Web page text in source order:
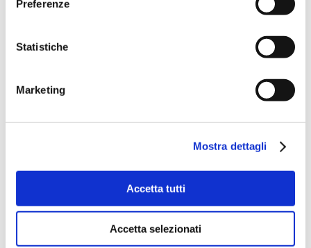
Preferenze
Statistiche
Marketing
Mostra dettagli
Accetta tutti
Accetta selezionati
attenzione quando si viaggia con
sbucano da ogni dove e
meno te lo aspetti. Ricorda sono